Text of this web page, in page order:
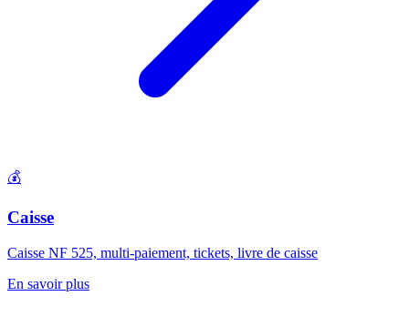
💰
Caisse
Caisse NF 525, multi-paiement, tickets, livre de caisse
En savoir plus